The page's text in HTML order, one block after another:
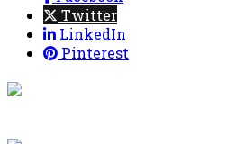
Twitter
LinkedIn
Pinterest